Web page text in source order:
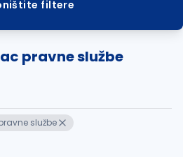
filtere
pravne službe
službe